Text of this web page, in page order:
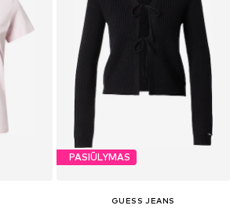
PASIŪLYMAS
GUESS JEANS